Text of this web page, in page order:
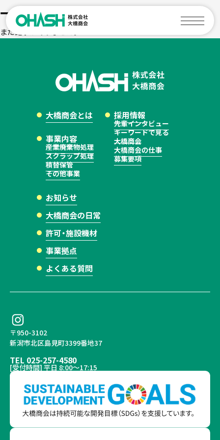
大橋商会とは
産業廃棄物処理
その他事業
お知らせ
大橋商会の日常
許可・施設機材
事業拠点
よくある質問
採用情報
大橋商会
大橋商会の仕事
募集要項
エントリー
一覧ページ
まだ記事がありません。
〒950-3102
新潟市北区島見町3399番地37
TEL 025-257-4580
[受付時間] 平日 8:00～17:15
大橋商会とは
事業内容
産業廃棄物処理
スクラップ処理
積替保管
その他事業
お知らせ
大橋商会の日常
許可・施設機材
事業拠点
よくある質問
採用情報
先輩インタビュー
キーワードで見る
大橋商会
大橋商会の仕事
募集要項